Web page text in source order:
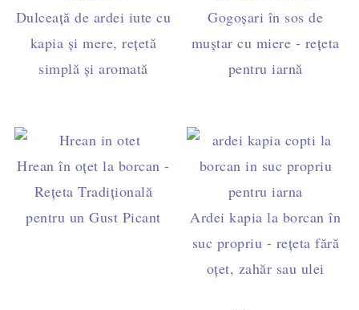
Dulceață de ardei iute cu
kapia și mere, rețetă
simplă și aromată
Gogoșari în sos de
muștar cu miere - rețeta
pentru iarnă
Hrean în oţet la borcan -
Rețeta Tradițională
pentru un Gust Picant
Ardei kapia la borcan în
suc propriu - rețeta fără
oțet, zahăr sau ulei